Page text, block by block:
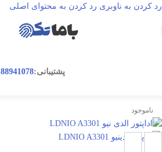
رد کردن به ناوبری رد کردن به محتوای اصلی
پشتیبانی:88941078-021
ناموجود